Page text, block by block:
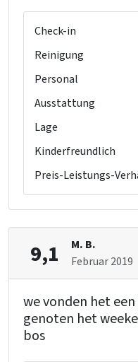
Check-in
Reinigung
Personal
Ausstattung
Lage
Kinderfreundlich
Preis-Leistungs-
9,1
M. B.
Februar 2019
we vonden het
genoten het
bos